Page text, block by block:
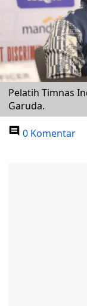
Pelatih Timnas
Garuda.
0 Komentar